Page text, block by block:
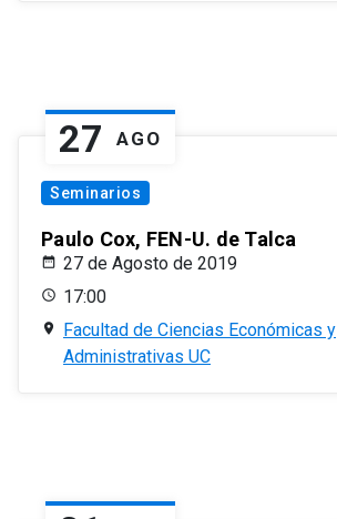
27 AGO
Seminarios
Paulo Cox, FEN-U. de Talca
27 de Agosto de 2019
17:00
Facultad de Ciencias Económicas y
Administrativas UC